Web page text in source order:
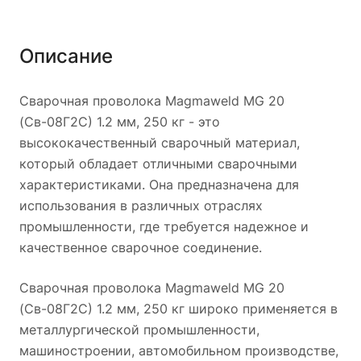
Описание
Сварочная проволока Magmaweld MG 20
(Св-08Г2С) 1.2 мм, 250 кг - это
высококачественный сварочный материал,
который обладает отличными сварочными
характеристиками. Она предназначена для
использования в различных отраслях
промышленности, где требуется надежное и
качественное сварочное соединение.
Сварочная проволока Magmaweld MG 20
(Св-08Г2С) 1.2 мм, 250 кг широко применяется в
металлургической промышленности,
машиностроении, автомобильном производстве,